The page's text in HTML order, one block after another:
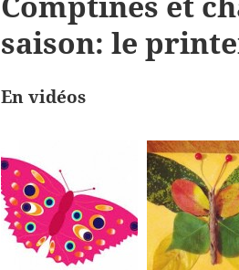
saison: le
En vidéos